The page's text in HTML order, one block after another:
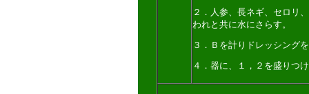
２．人参、長ネギ、セロリ
われと共に水にさらす。
３．Ｂを計りドレッシング
４．器に、１，２を盛りつ